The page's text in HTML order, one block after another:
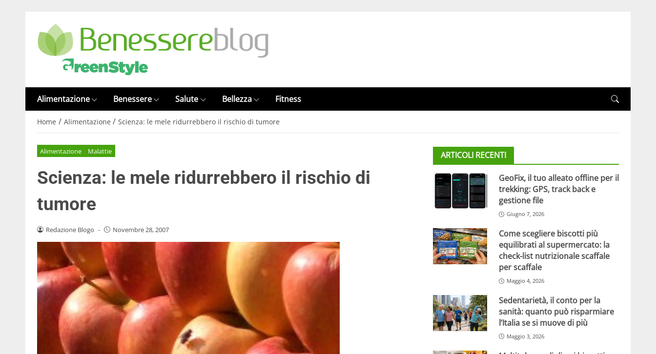
Alimentazione Benessere Salute Bellezza Fitness
Home / Alimentazione / Scienza: le mele ridurrebbero il rischio di tumore
Alimentazione Malattie
Scienza: le mele ridurrebbero il rischio di
tumore
Redazione Blogo - Novembre 28, 2007
ARTICOLI RECENTI
GeoFix, il tuo alleato offline per il
trekking: GPS, track back e
gestione file
Giugno 7, 2026
Come scegliere biscotti più
equilibrati al supermercato: la
check-list nutrizionale scaffale
per scaffale
Maggio 4, 2026
Sedentarietà, il conto per la
sanità: quanto può risparmiare
l’Italia se si muove di più
Maggio 3, 2026